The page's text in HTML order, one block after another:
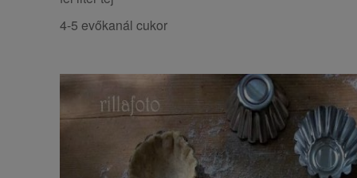
4-5 evőkanál cukor